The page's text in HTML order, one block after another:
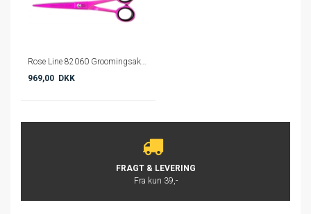
Rose Line 82060 Groomingsaks - 15 cm - Pink
969,00 DKK
FRAGT & LEVERING
Fra kun 39,-